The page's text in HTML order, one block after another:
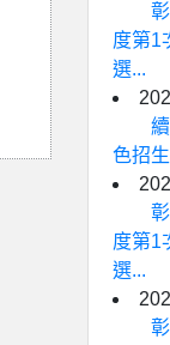
度第1
選...
色招
度第1
選...